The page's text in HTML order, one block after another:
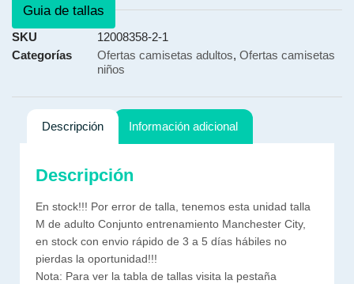
Guia de tallas
SKU
12008358-2-1
Categorías
Ofertas camisetas adultos, Ofertas camisetas
niños
Descripción Información adicional
Descripción
En stock!!! Por error de talla, tenemos esta unidad talla
M de adulto Conjunto entrenamiento Manchester City,
en stock con envio rápido de 3 a 5 días hábiles no
pierdas la oportunidad!!!
Nota: Para ver la tabla de tallas visita la pestaña